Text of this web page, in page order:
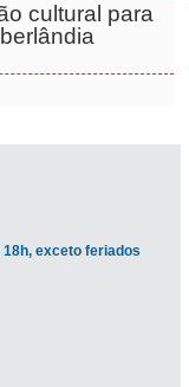
cultural para
exceto feriados